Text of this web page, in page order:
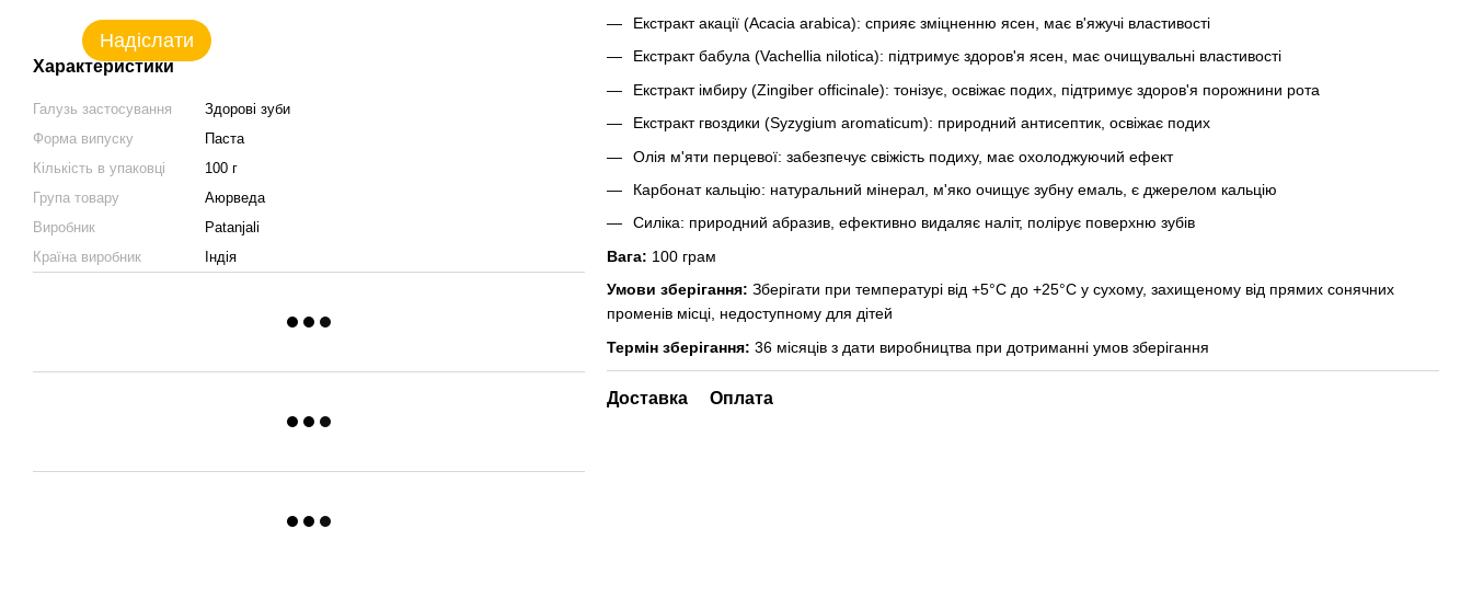
Надіслати
Характеристики
Галузь застосування
Здорові зуби
Форма випуску
Паста
Кількість в упаковці
100 г
Група товару
Аюрведа
Виробник
Patanjali
Країна виробник
Індія
Екстракт акації (Acacia arabica): сприяє зміцненню ясен, має в'яжучі властивості
Екстракт бабула (Vachellia nilotica): підтримує здоров'я ясен, має очищувальні властивості
Екстракт імбиру (Zingiber officinale): тонізує, освіжає подих, підтримує здоров'я порожнини рота
Екстракт гвоздики (Syzygium aromaticum): природний антисептик, освіжає подих
Олія м'яти перцевої: забезпечує свіжість подиху, має охолоджуючий ефект
Карбонат кальцію: натуральний мінерал, м'яко очищує зубну емаль, є джерелом кальцію
Силіка: природний абразив, ефективно видаляє наліт, полірує поверхню зубів
Вага: 100 грам
Умови зберігання: Зберігати при температурі від +5°C до +25°C у сухому, захищеному від прямих сонячних
променів місці, недоступному для дітей
Термін зберігання: 36 місяців з дати виробництва при дотриманні умов зберігання
Доставка Оплата